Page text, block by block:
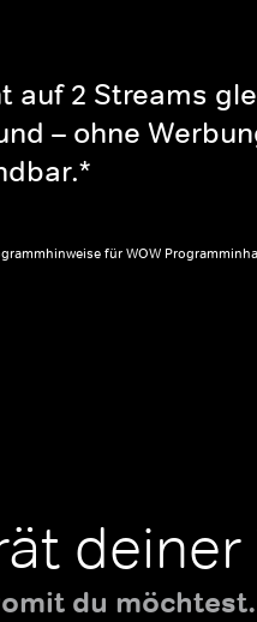
auf 2 Streams
– ohne
für WOW
deiner
du